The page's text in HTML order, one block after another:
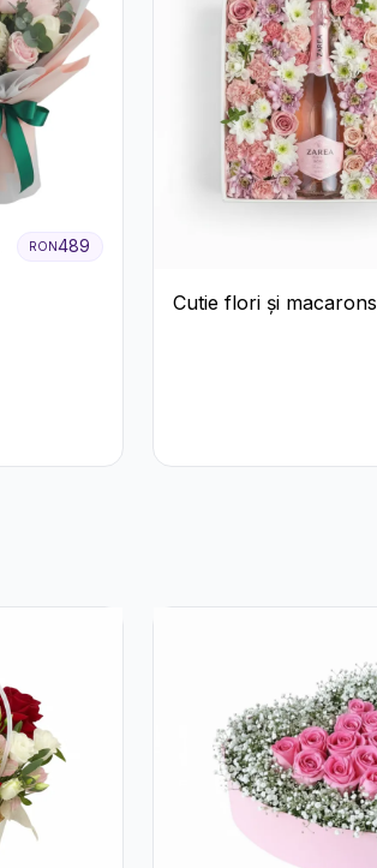
RON489
Cutie flori și macarons